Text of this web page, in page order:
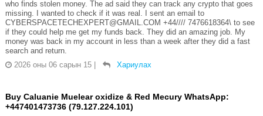
who finds stolen money. The ad said they can track any crypto that goes
missing. I wanted to check if it was real. I sent an email to
CYBERSPACETECHEXPERT@GMAIL.COM +44//// 7476618364\ to see
if they could help me get my funds back. They did an amazing job. My
money was back in my account in less than a week after they did a fast
search and return.
2026 оны 06 сарын 15
Хариулах
Buy Caluanie Muelear oxidize & Red Mecury WhatsApp:
+447401473736 (79.127.224.101)